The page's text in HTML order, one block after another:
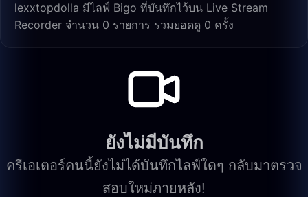
lexxtopdolla มีไลฟ์ Bigo ที่บันทึกไว้บน Live Stream
Recorder จำนวน 0 รายการ รวมยอดดู 0 ครั้ง
ยังไม่มีบันทึก
ครีเอเตอร์คนนี้ยังไม่ได้บันทึกไลฟ์ใดๆ กลับมาตรวจ
สอบใหม่ภายหลัง!